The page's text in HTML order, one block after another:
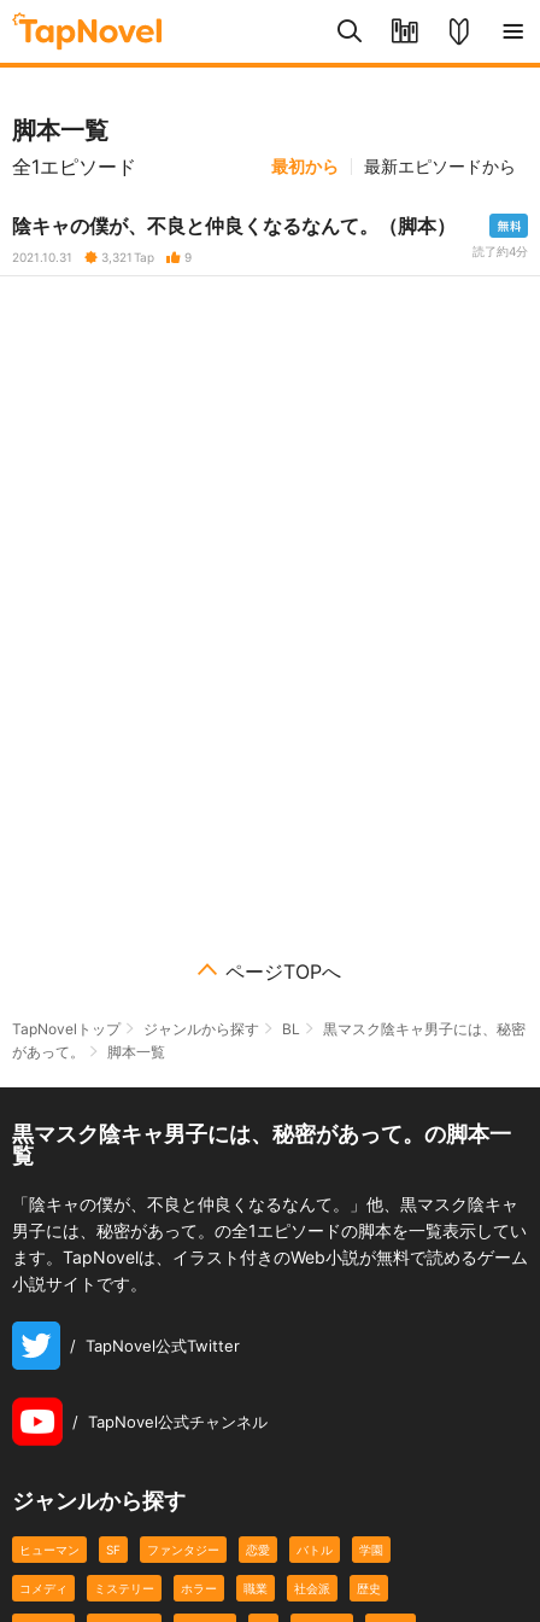
脚本一覧
全1エピソード 最初から 最新エピソードから
陰キャの僕が、不良と仲良くなるなんて。（脚本）
2021.10.31 3,321Tap 9 読了約4分
ページTOPへ
TapNovelトップ ジャンルから探す BL
黒マスク陰キャ男子には、秘密
があって。
脚本一覧
黒マスク陰キャ男子には、秘密があって。の脚本一
覧
「陰キャの僕が、不良と仲良くなるなんて。」他、黒マスク陰キャ
男子には、秘密があって。の全1エピソードの脚本を一覧表示してい
ます。TapNovelは、イラスト付きのWeb小説が無料で読めるゲーム
小説サイトです。
/ TapNovel公式Twitter
/ TapNovel公式チャンネル
ジャンルから探す
ヒューマン SF ファンタジー 恋愛 バトル 学園
コメディ ミステリー ホラー 職業 社会派 歴史